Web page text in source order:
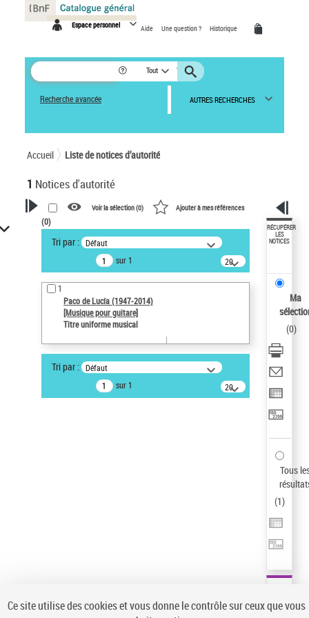
Espace personnel Aide Une question ? Historique
Tout
Recherche avancée AUTRES RECHERCHES
Accueil Liste de notices d’autorité
1 Notices d'autorité
VOTRE RECHERCHE
Recherche avancée dans les
notices d’autorité
Œuvres liées à l'auteur :
Paco de Lucía (1947-2014)
Type de notice d'autorité
ne s'applique pas
Sauvegarder votre recherche
Voir la sélection (0) Ajouter à mes références
(0)
Tri par : Défaut
sur 1
20
résultats/page
1
Paco de Lucía (1947-2014)
[Musique pour guitare]
Titre uniforme musical
Tri par : Défaut
sur 1
20
résultats/page
RÉCUPÉRER
LES
NOTICES
Ma
(0)
Tous
(1)
Panneau de gestion des cookies
Ce site utilise des cookies et vous donne le contrôle sur ceux que vous